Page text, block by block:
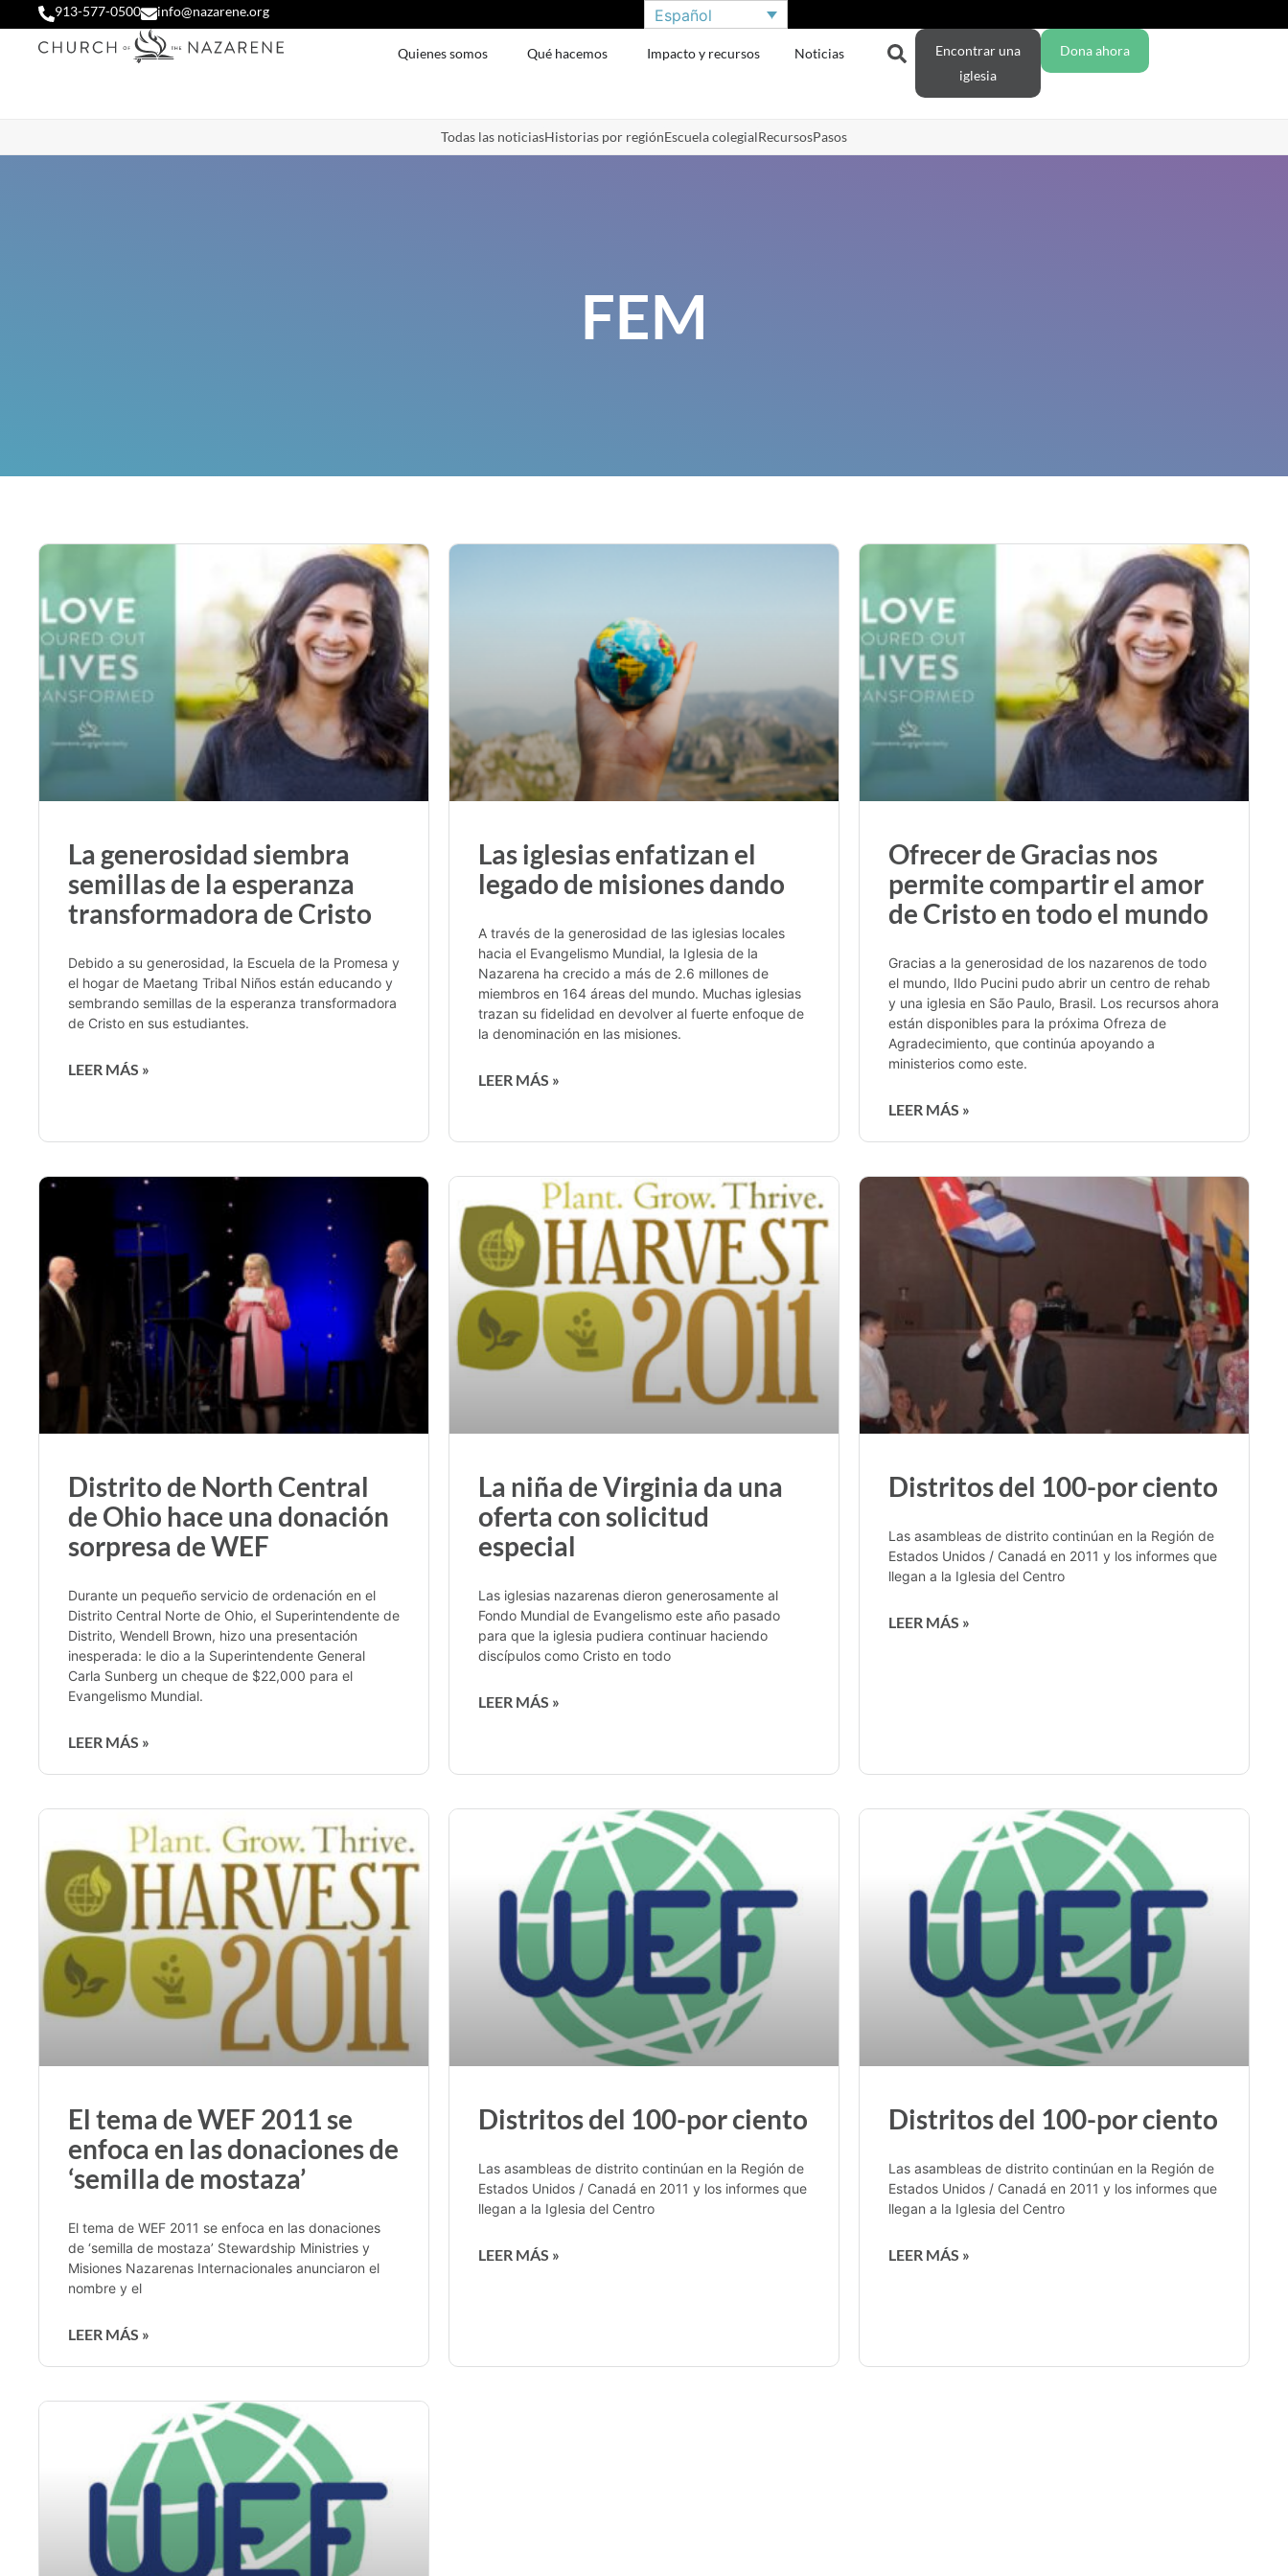
913-577-0500 info@nazarene.org Español
Quienes somos Qué hacemos Impacto y recursos Noticias
Encontrar una
iglesia
Dona ahora
Todas las noticiasHistorias por regiónEscuela colegialRecursosPasos
FEM
La generosidad siembra
semillas de la esperanza
transformadora de Cristo
Debido a su generosidad, la Escuela de la Promesa y
el hogar de Maetang Tribal Niños están educando y
sembrando semillas de la esperanza transformadora
de Cristo en sus estudiantes.
LEER MÁS »
Las iglesias enfatizan el
legado de misiones dando
A través de la generosidad de las iglesias locales
hacia el Evangelismo Mundial, la Iglesia de la
Nazarena ha crecido a más de 2.6 millones de
miembros en 164 áreas del mundo. Muchas iglesias
trazan su fidelidad en devolver al fuerte enfoque de
la denominación en las misiones.
LEER MÁS »
Ofrecer de Gracias nos
permite compartir el amor
de Cristo en todo el mundo
Gracias a la generosidad de los nazarenos de todo
el mundo, Ildo Pucini pudo abrir un centro de rehab
y una iglesia en São Paulo, Brasil. Los recursos ahora
están disponibles para la próxima Ofreza de
Agradecimiento, que continúa apoyando a
ministerios como este.
LEER MÁS »
Distrito de North Central
de Ohio hace una donación
sorpresa de WEF
Durante un pequeño servicio de ordenación en el
Distrito Central Norte de Ohio, el Superintendente de
Distrito, Wendell Brown, hizo una presentación
inesperada: le dio a la Superintendente General
Carla Sunberg un cheque de $22,000 para el
Evangelismo Mundial.
LEER MÁS »
La niña de Virginia da una
oferta con solicitud
especial
Las iglesias nazarenas dieron generosamente al
Fondo Mundial de Evangelismo este año pasado
para que la iglesia pudiera continuar haciendo
discípulos como Cristo en todo
LEER MÁS »
Distritos del 100-por ciento
Las asambleas de distrito continúan en la Región de
Estados Unidos / Canadá en 2011 y los informes que
llegan a la Iglesia del Centro
LEER MÁS »
El tema de WEF 2011 se
enfoca en las donaciones de
‘semilla de mostaza’
El tema de WEF 2011 se enfoca en las donaciones
de ‘semilla de mostaza’ Stewardship Ministries y
Misiones Nazarenas Internacionales anunciaron el
nombre y el
LEER MÁS »
Distritos del 100-por ciento
Las asambleas de distrito continúan en la Región de
Estados Unidos / Canadá en 2011 y los informes que
llegan a la Iglesia del Centro
LEER MÁS »
Distritos del 100-por ciento
Las asambleas de distrito continúan en la Región de
Estados Unidos / Canadá en 2011 y los informes que
llegan a la Iglesia del Centro
LEER MÁS »